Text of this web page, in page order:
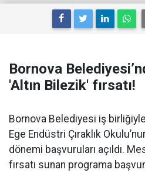
Bornova
'Altın Bilezik' fırsatı!
Bornova Belediyesi iş
Ege Endüstri Çıraklık
dönemi başvuruları açıldı.
fırsatı sunan programa